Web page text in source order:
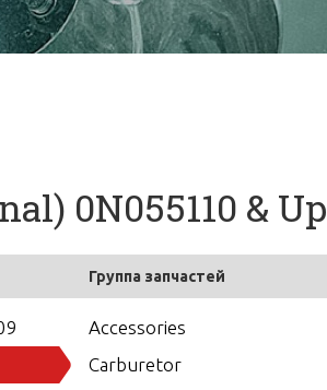
0N055110 & Up
Группа запчастей
Accessories
Carburetor